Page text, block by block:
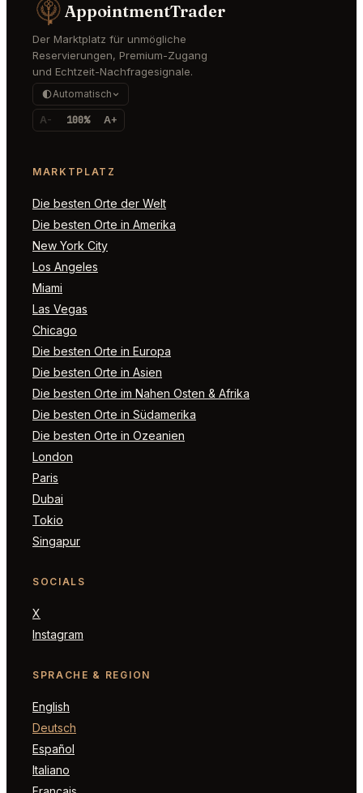
AppointmentTrader
Der Marktplatz für unmögliche
Reservierungen, Premium-Zugang
und Echtzeit-Nachfragesignale.
Automatisch
A- 100% A+
MARKTPLATZ
Die besten Orte der Welt
Die besten Orte in Amerika
New York City
Los Angeles
Miami
Las Vegas
Chicago
Die besten Orte in Europa
Die besten Orte in Asien
Die besten Orte im Nahen Osten & Afrika
Die besten Orte in Südamerika
Die besten Orte in Ozeanien
London
Paris
Dubai
Tokio
Singapur
SOCIALS
X
Instagram
SPRACHE & REGION
English
Deutsch
Español
Italiano